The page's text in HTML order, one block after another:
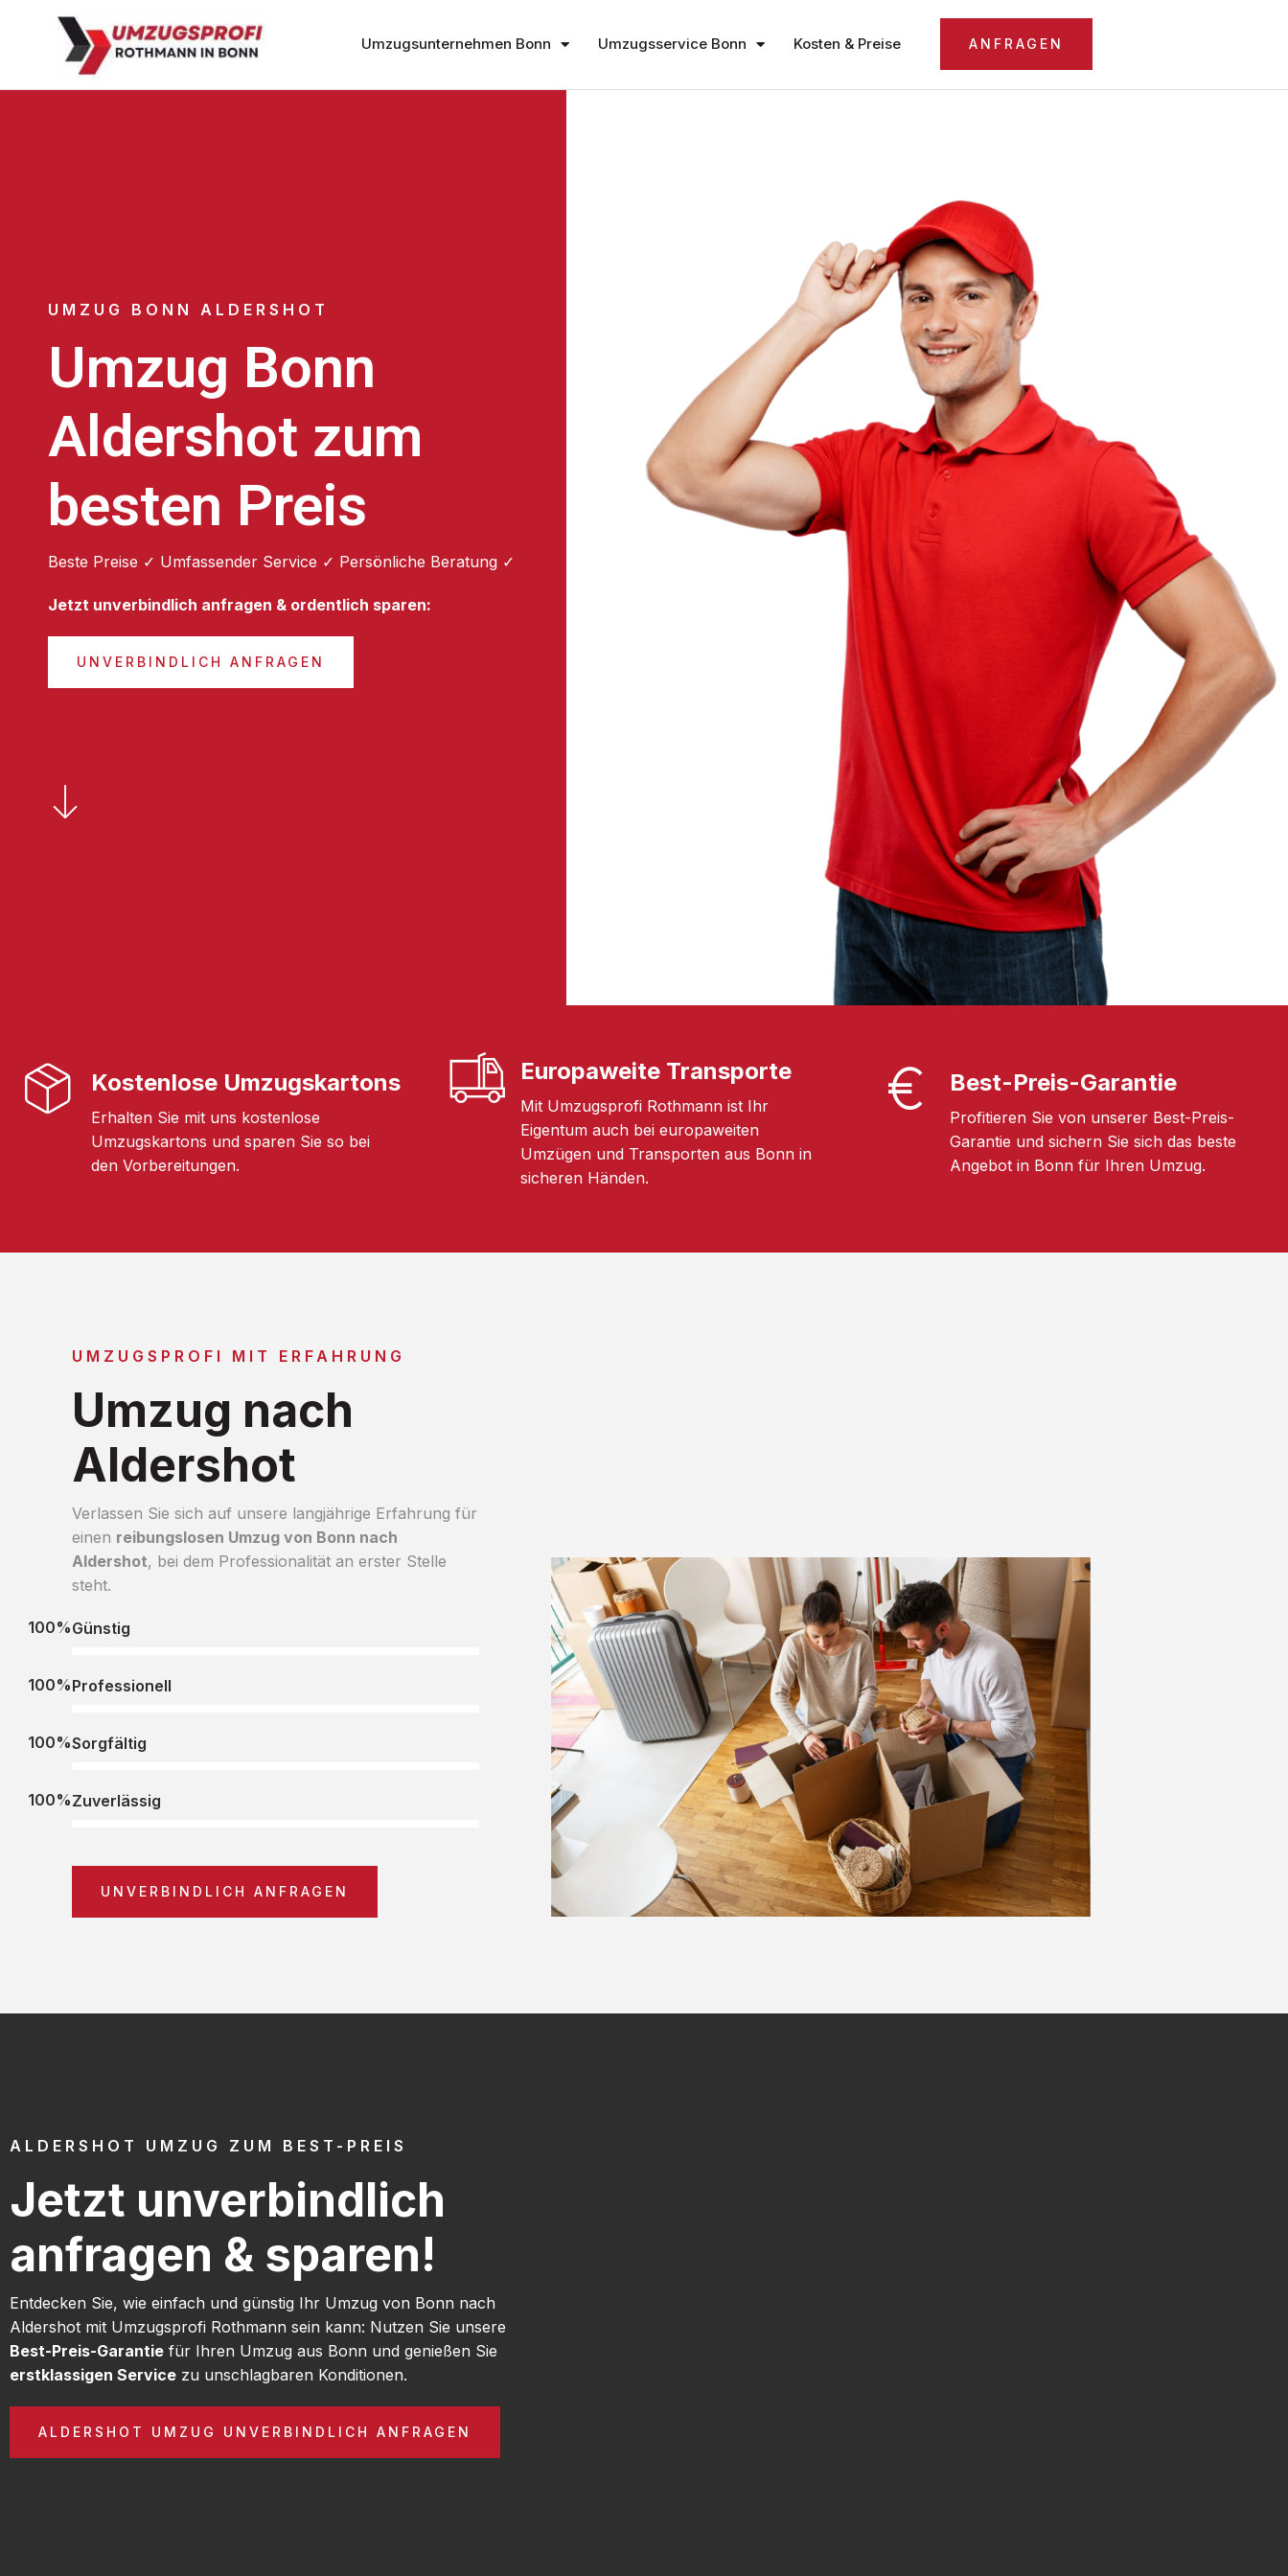
Umzugsunternehmen Bonn Umzugsservice Bonn Kosten & Preise ANFRAGEN
UMZUG BONN ALDERSHOT
Umzug Bonn
Aldershot zum
besten Preis
Beste Preise ✓ Umfassender Service ✓ Persönliche Beratung ✓
Jetzt unverbindlich anfragen & ordentlich sparen:
UNVERBINDLICH ANFRAGEN
Kostenlose Umzugskartons
Erhalten Sie mit uns kostenlose
Umzugskartons und sparen Sie so bei
den Vorbereitungen.
Europaweite Transporte
Mit Umzugsprofi Rothmann ist Ihr
Eigentum auch bei europaweiten
Umzügen und Transporten aus Bonn in
sicheren Händen.
Best-Preis-Garantie
Profitieren Sie von unserer Best-Preis-
Garantie und sichern Sie sich das beste
Angebot in Bonn für Ihren Umzug.
UMZUGSPROFI MIT ERFAHRUNG
Umzug nach
Aldershot
Verlassen Sie sich auf unsere langjährige Erfahrung für
einen reibungslosen Umzug von Bonn nach
Aldershot, bei dem Professionalität an erster Stelle
steht.
Günstig
100%
Professionell
100%
Sorgfältig
100%
Zuverlässig
100%
UNVERBINDLICH ANFRAGEN
ALDERSHOT UMZUG ZUM BEST-PREIS
Jetzt unverbindlich
anfragen & sparen!
Entdecken Sie, wie einfach und günstig Ihr Umzug von Bonn nach
Aldershot mit Umzugsprofi Rothmann sein kann: Nutzen Sie unsere
Best-Preis-Garantie für Ihren Umzug aus Bonn und genießen Sie
erstklassigen Service zu unschlagbaren Konditionen.
ALDERSHOT UMZUG UNVERBINDLICH ANFRAGEN